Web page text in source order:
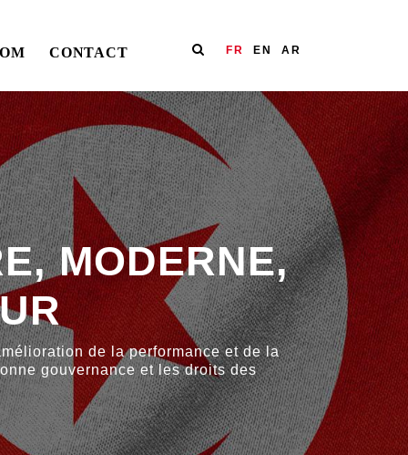
CONTACT FR EN AR
MODERNE,
de la performance et de la
gouvernance et les droits des